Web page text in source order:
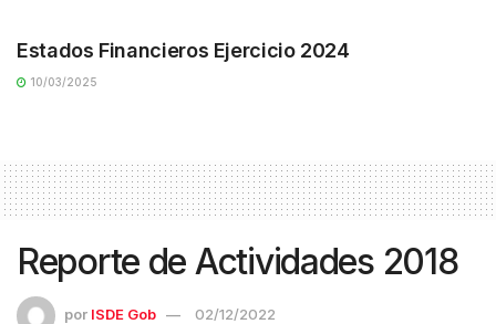
Estados Financieros Ejercicio 2024
10/03/2025
Reporte de Actividades 2018
por ISDE Gob
02/12/2022